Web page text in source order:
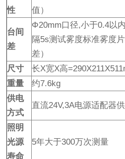
性
值）
台间
差
Φ20mm口径,小于0.4以
隔5s测试雾度标准雾度
差）
尺寸
长X宽X高
重量
约7.6kg
供电
方式
直流24V,3A电源适配器
照明
光源
寿命
5年大于300万次测量